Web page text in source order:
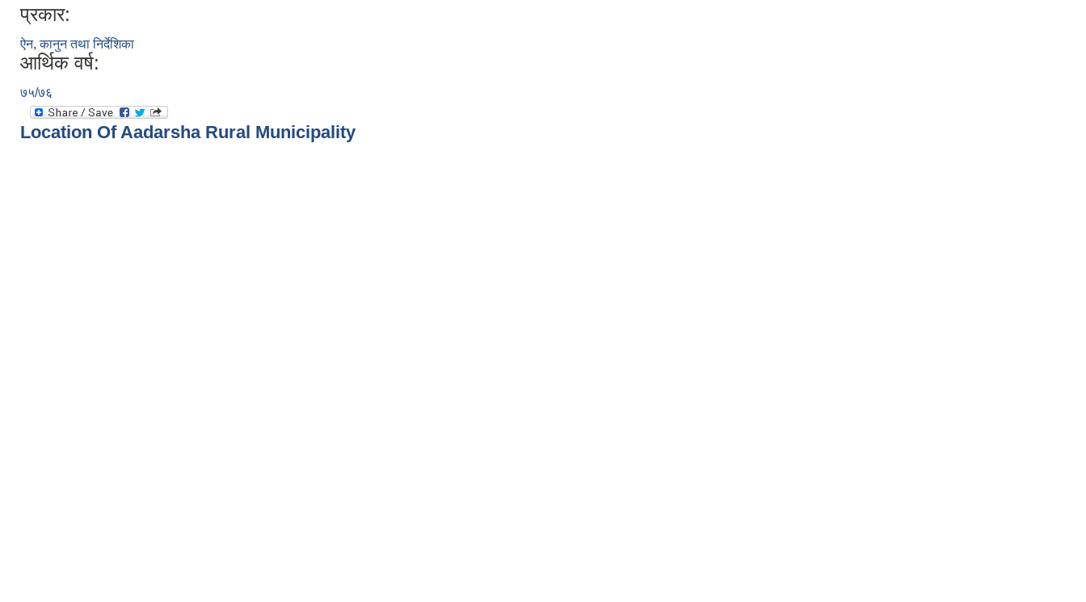
प्रकार:
ऐन, कानुन तथा निर्देशिका
आर्थिक वर्ष:
७५/७६
Location Of Aadarsha Rural Municipality